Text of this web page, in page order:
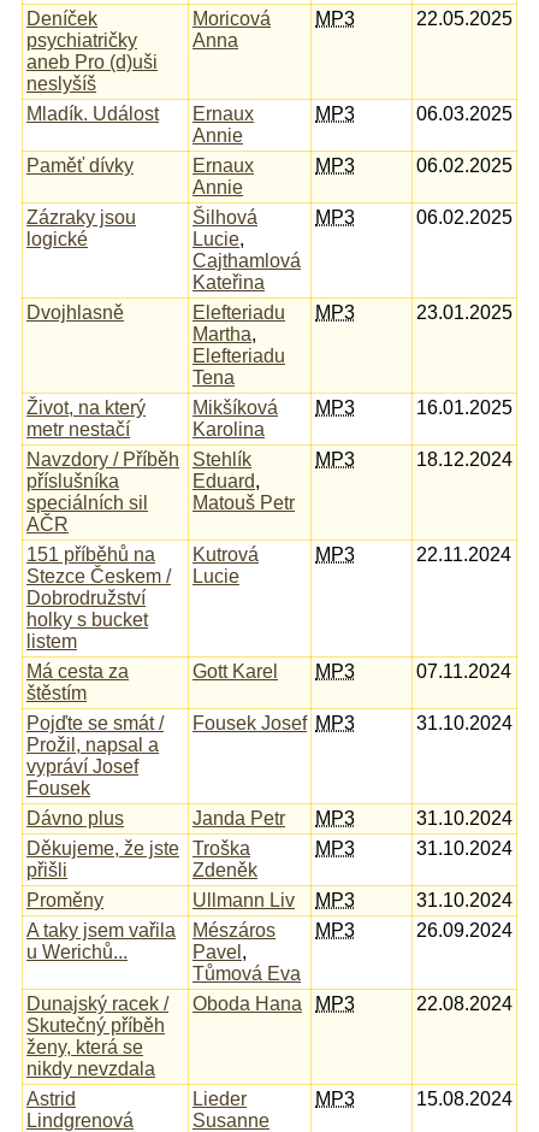
Deníček
psychiatričky
aneb Pro (d)uši
neslyšíš
Moricová
Anna
MP3 22.05.2025
Mladík. Událost
Ernaux
Annie
MP3 06.03.2025
Paměť dívky
Ernaux
Annie
MP3 06.02.2025
Zázraky jsou
logické
Šilhová
Lucie,
Cajthamlová
Kateřina
MP3 06.02.2025
Dvojhlasně
Elefteriadu
Martha,
Elefteriadu
Tena
MP3 23.01.2025
Život, na který
metr nestačí
Mikšíková
Karolina
MP3 16.01.2025
Navzdory / Příběh
příslušníka
speciálních sil
AČR
Stehlík
Eduard,
Matouš Petr
MP3 18.12.2024
151 příběhů na
Stezce Českem /
Dobrodružství
holky s bucket
listem
Kutrová
Lucie
MP3 22.11.2024
Má cesta za
štěstím
Gott Karel MP3 07.11.2024
Pojďte se smát /
Prožil, napsal a
vypráví Josef
Fousek
Fousek Josef MP3 31.10.2024
Dávno plus Janda Petr MP3
31.10.2024
Děkujeme, že jste
přišli
Troška
Zdeněk
MP3 31.10.2024
Proměny Ullmann Liv MP3
31.10.2024
A taky jsem vařila
u Werichů...
Mészáros
Pavel ,
Tůmová Eva
MP3 26.09.2024
Dunajský racek /
Skutečný příběh
ženy, která se
nikdy nevzdala
Oboda Hana MP3 22.08.2024
Astrid
Lindgrenová
Lieder
Susanne
MP3 15.08.2024